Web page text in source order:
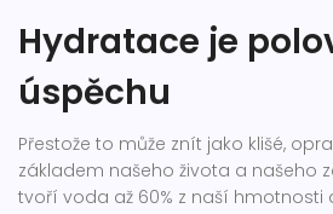
Hydratace je
úspěchu
Přestože to může znít jako klišé,
základem našeho života a našeho
tvoří voda až 60% z naší hmotnosti